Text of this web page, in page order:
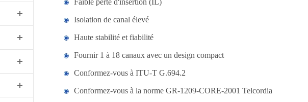
Faible perte d'insertion (IL)
Isolation de canal élevé
Haute stabilité et fiabilité
Fournir 1 à 18 canaux avec un design compact
Conformez-vous à ITU-T G.694.2
Conformez-vous à la norme GR-1209-CORE-2001 Telcordia